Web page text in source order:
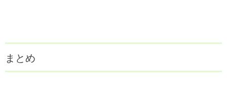
まとめ